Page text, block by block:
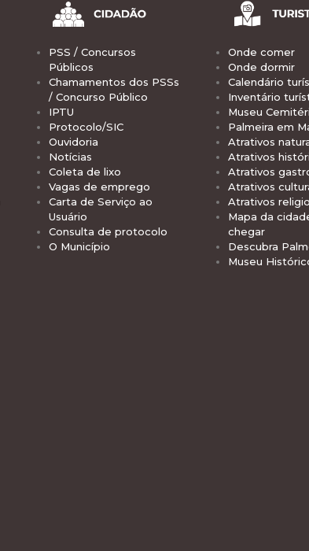
PSS / Concursos
Públicos
Chamamentos dos PSSs
/ Concurso Público
IPTU
Protocolo/SIC
Ouvidoria
Notícias
Coleta de lixo
Vagas de emprego
Carta de Serviço ao
Usuário
Consulta de protocolo
O Município
Onde comer
Onde dormir
Calendário
Inventário
Museu
Palmeira em
Atrativos
Atrativos
Atrativos
Atrativos
Atrativos
Mapa da
chegar
Descubra
Museu